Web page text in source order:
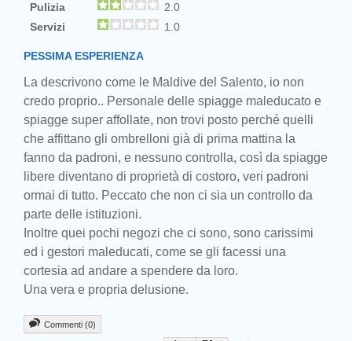
Pulizia
2.0
Servizi
1.0
PESSIMA ESPERIENZA
La descrivono come le Maldive del Salento, io non
credo proprio.. Personale delle spiagge maleducato e
spiagge super affollate, non trovi posto perché quelli
che affittano gli ombrelloni già di prima mattina la
fanno da padroni, e nessuno controlla, così da spiagge
libere diventano di proprietà di costoro, veri padroni
ormai di tutto. Peccato che non ci sia un controllo da
parte delle istituzioni.
Inoltre quei pochi negozi che ci sono, sono carissimi
ed i gestori maleducati, come se gli facessi una
cortesia ad andare a spendere da loro.
Una vera e propria delusione.
Commenti (0)